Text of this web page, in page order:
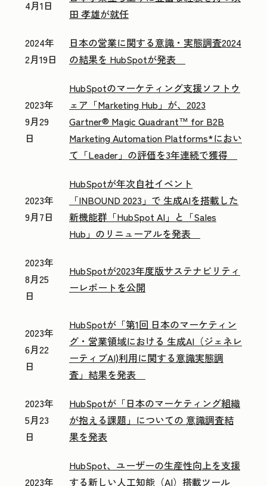
4月1日
田 孝雄が就任
2024年
2月19日
日本の営業に関する意識・実態調査2024
の結果を HubSpotが発表
2023年
9月29
日
HubSpotのマーケティング支援ソフトウ
ェア「Marketing Hub」が、2023
Gartner® Magic Quadrant™ for B2B
Marketing Automation Platforms*におい
て「Leader」の評価を3年連続で獲得
2023年
9月7日
HubSpotが年次自社イベント
「INBOUND 2023」で 生成AIを搭載した
新機能群「HubSpot AI」と「Sales
Hub」のリニューアルを発表
2023年
8月25
日
HubSpotが2023年度版サステナビリティ
ーレポートを公開
2023年
6月22
日
HubSpotが「第1回 日本のマーケティン
グ・営業領域における 生成AI（ジェネレ
ーティブAI)利用に関する意識実態調
査」結果を発表
2023年
5月23
日
HubSpotが「日本のマーケティング組織
が抱える課題」についての 意識調査結
果を発表
2023年
HubSpot、ユーザーの生産性向上を支援
する新しい人工知能（AI）搭載ツール